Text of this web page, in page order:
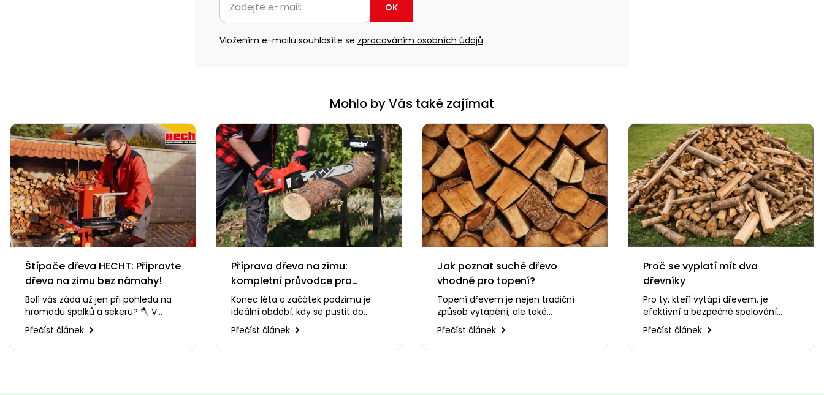
OK
Vložením e-mailu souhlasíte se zpracováním osobních údajů.
Mohlo by Vás také zajímat
Štípače dřeva HECHT: Připravte
dřevo na zimu bez námahy!
Bolí vás záda už jen při pohledu na
hromadu špalků a sekeru? 🪓 V
tomto videu vám ukážeme, jak si
přípravu topného dřeva…
Přečíst článek
Příprava dřeva na zimu:
kompletní průvodce pro
začátečníky
Konec léta a začátek podzimu je
ideální období, kdy se pustit do
přípravy palivového dřeva. Už
nebývá takové horko, ale…
Přečíst článek
Jak poznat suché dřevo
vhodné pro topení?
Topení dřevem je nejen tradiční
způsob vytápění, ale také
ekologický a efektivní, pokud
používáme správně připravené…
Přečíst článek
Proč se vyplatí mít dva
dřevníky
Pro ty, kteří vytápí dřevem, je
efektivní a bezpečné spalování
základní podmínkou nejen pro
dostatek tepla, ale také…
Přečíst článek